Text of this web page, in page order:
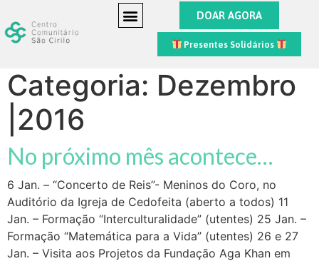
DOAR AGORA
Presentes Solidários
Categoria: Dezembro
|2016
No próximo mês acontece…
6 Jan. – “Concerto de Reis”- Meninos do Coro, no
Auditório da Igreja de Cedofeita (aberto a todos) 11
Jan. – Formação “Interculturalidade” (utentes) 25 Jan. –
Formação “Matemática para a Vida” (utentes) 26 e 27
Jan. – Visita aos Projetos da Fundação Aga Khan em